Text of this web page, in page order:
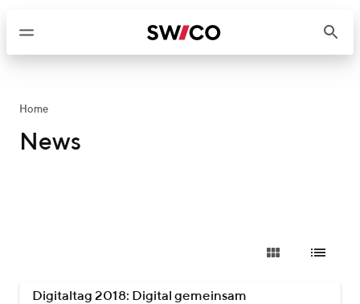
Home
News
Digitaltag 2018: Digital gemeinsam